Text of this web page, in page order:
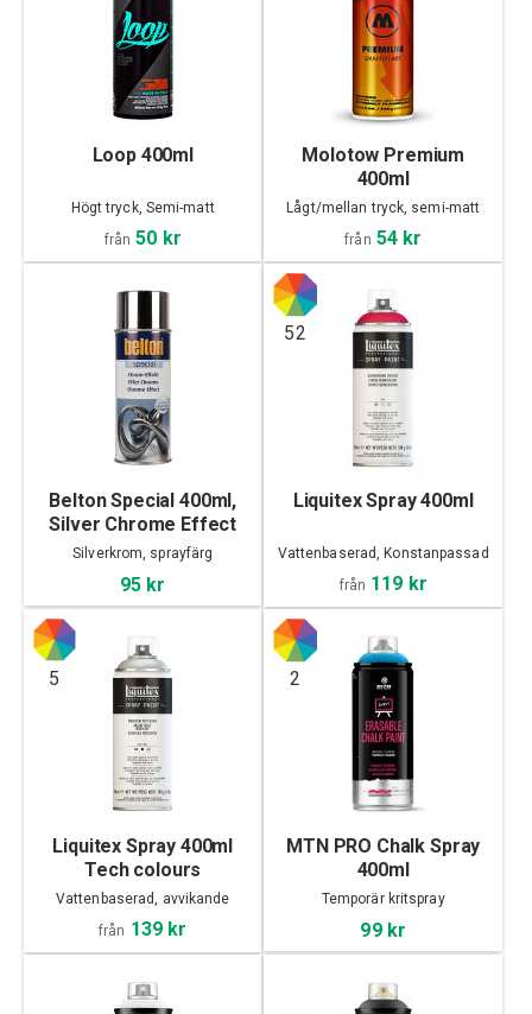
Loop 400ml
Högt tryck, Semi-matt
från 50 kr
Molotow Premium
400ml
Lågt/mellan tryck, semi-matt
från 54 kr
Belton Special 400ml,
Silver Chrome Effect
Silverkrom, sprayfärg
95 kr
52
Liquitex Spray 400ml
Vattenbaserad, Konstanpassad
från 119 kr
5
Liquitex Spray 400ml
Tech colours
Vattenbaserad, avvikande
från 139 kr
2
MTN PRO Chalk Spray
400ml
Temporär kritspray
99 kr